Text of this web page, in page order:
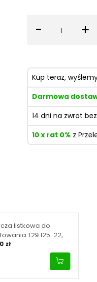
listkowa do
T29 125-22,
40
zł
- Ilość +
Kup teraz,
Darmowa
14 dni na zwrot
10 x rat 0% z